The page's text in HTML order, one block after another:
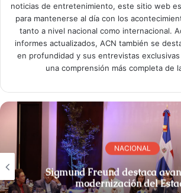
noticias de entretenimiento, este sitio web
para mantenerse al día con los
tanto a nivel nacional como internacional.
informes actualizados, ACN también se
en profundidad y sus entrevistas
una comprensión más completa de
NACIONAL
Sigmund Freund destaca
modernización del